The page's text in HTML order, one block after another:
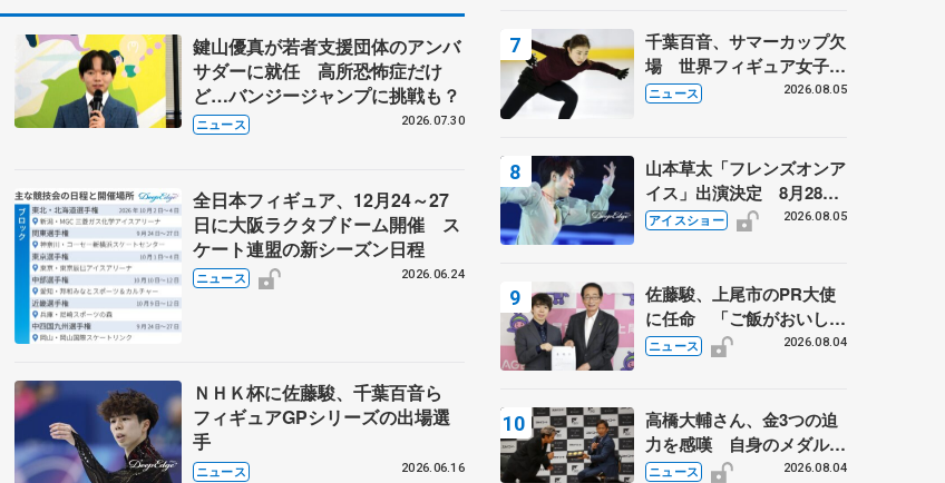
鍵山優真が若者支援団体のアンバ
サダーに就任 高所恐怖症だけ
ど…バンジージャンプに挑戦も？
ニュース 2026.07.30
全日本フィギュア、12月24～27
日に大阪ラクタブドーム開催 ス
ケート連盟の新シーズン日程
ニュース 2026.06.24
ＮＨＫ杯に佐藤駿、千葉百音ら
フィギュアGPシリーズの出場選
手
ニュース 2026.06.16
千葉百音、サマーカップ欠
場 世界フィギュア女子2
位
ニュース 2026.08.05
山本草太「フレンズオンア
イス」出演決定 8月28日
（金）2公演のみ 荒川静
アイスショー 2026.08.05
佐藤駿、上尾市のPR大使
に任命 「ご飯がおいし
く、住みやすいのが魅力」
ニュース 2026.08.04
高橋大輔さん、金3つの迫
力を感嘆 自身のメダルは
「どちらに？」 〝リス兄
ニュース 2026.08.04